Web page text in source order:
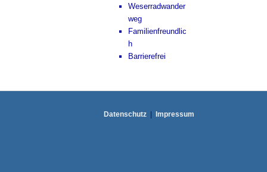
Weserradwander
weg
Familienfreundlic
h
Barrierefrei
Datenschutz Impressum